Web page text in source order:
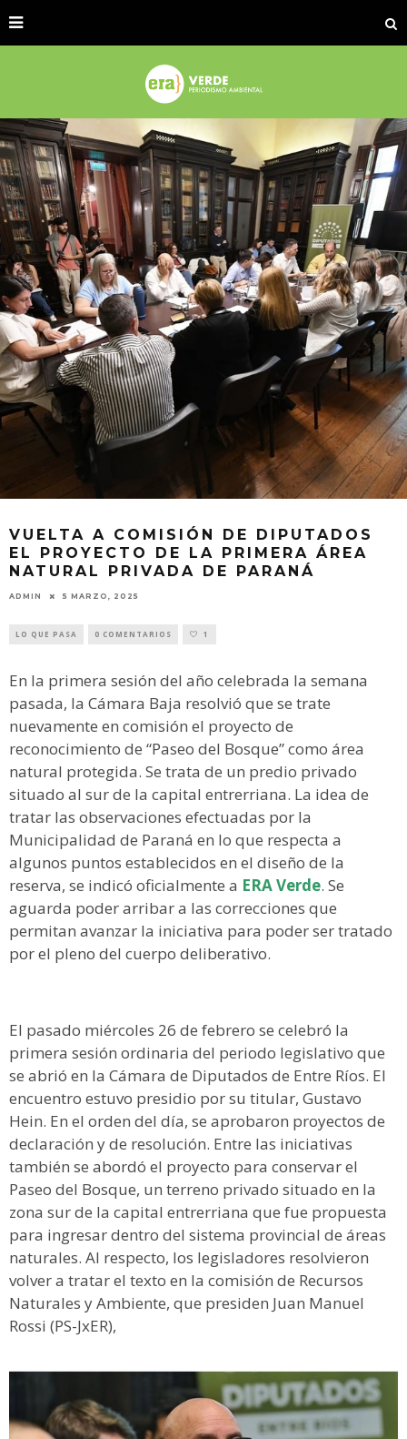
VUELTA A COMISIÓN DE DIPUTADOS
EL PROYECTO DE LA PRIMERA ÁREA
NATURAL PRIVADA DE PARANÁ
ADMIN 5 MARZO, 2025
LO QUE PASA 0 COMENTARIOS 1
En la primera sesión del año celebrada la semana
pasada, la Cámara Baja resolvió que se trate
nuevamente en comisión el proyecto de
reconocimiento de “Paseo del Bosque” como área
natural protegida. Se trata de un predio privado
situado al sur de la capital entrerriana. La idea de
tratar las observaciones efectuadas por la
Municipalidad de Paraná en lo que respecta a
algunos puntos establecidos en el diseño de la
reserva, se indicó oficialmente a ERA Verde. Se
aguarda poder arribar a las correcciones que
permitan avanzar la iniciativa para poder ser tratado
por el pleno del cuerpo deliberativo.
El pasado miércoles 26 de febrero se celebró la
primera sesión ordinaria del periodo legislativo que
se abrió en la Cámara de Diputados de Entre Ríos. El
encuentro estuvo presidio por su titular, Gustavo
Hein. En el orden del día, se aprobaron proyectos de
declaración y de resolución. Entre las iniciativas
también se abordó el proyecto para conservar el
Paseo del Bosque, un terreno privado situado en la
zona sur de la capital entrerriana que fue propuesta
para ingresar dentro del sistema provincial de áreas
naturales. Al respecto, los legisladores resolvieron
volver a tratar el texto en la comisión de Recursos
Naturales y Ambiente, que presiden Juan Manuel
Rossi (PS-JxER),